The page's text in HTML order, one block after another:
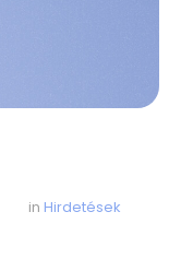
in Hirdetések